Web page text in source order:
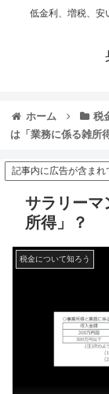
低金利、増税、安
ホーム 税
は「業務に係る雑所
記事内に広告が含まれ
サラリーマ
所得」？
税金について知ろう